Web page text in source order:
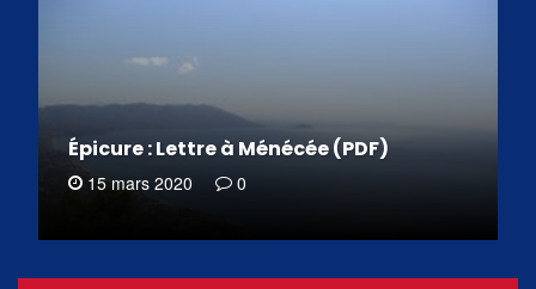
Épicure : Lettre à Ménécée (PDF)
15 mars 2020 0